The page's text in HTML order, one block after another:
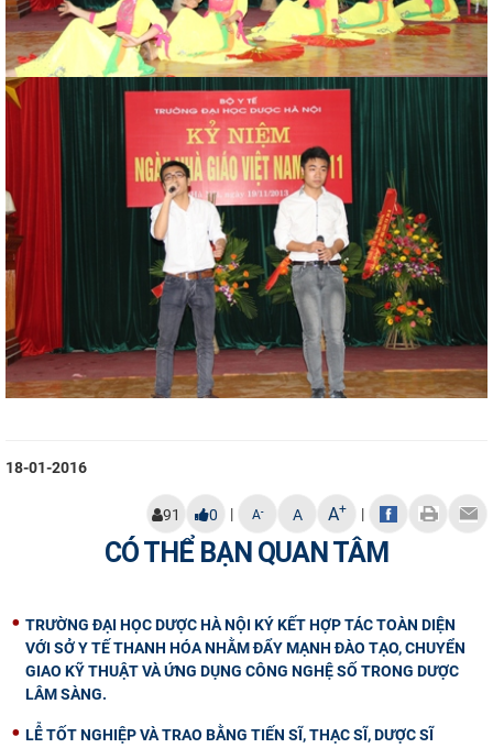
18-01-2016
91 0 | A- A A+ |
CÓ THỂ BẠN QUAN TÂM
TRƯỜNG ĐẠI HỌC DƯỢC HÀ NỘI KÝ KẾT HỢP TÁC TOÀN DIỆN
VỚI SỞ Y TẾ THANH HÓA NHẰM ĐẨY MẠNH ĐÀO TẠO, CHUYỂN
GIAO KỸ THUẬT VÀ ỨNG DỤNG CÔNG NGHỆ SỐ TRONG DƯỢC
LÂM SÀNG.
LỄ TỐT NGHIỆP VÀ TRAO BẰNG TIẾN SĨ, THẠC SĨ, DƯỢC SĨ